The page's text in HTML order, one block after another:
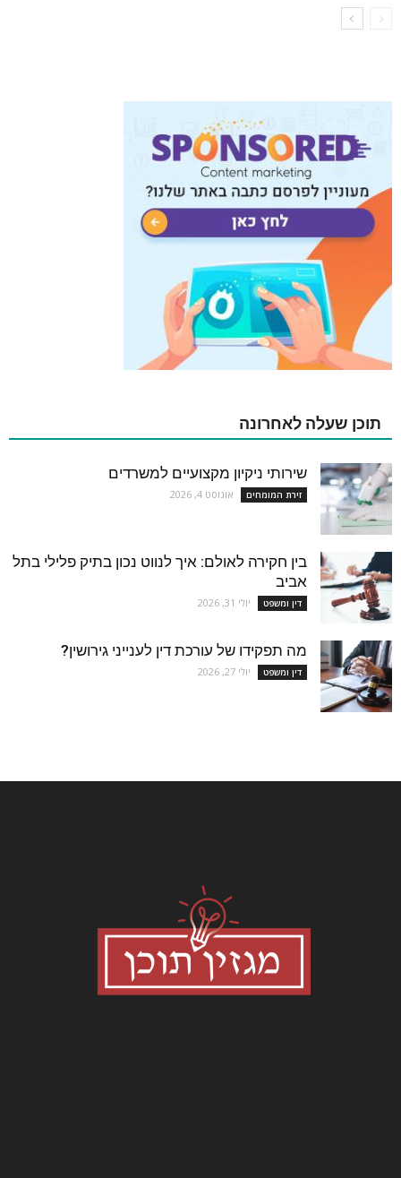
תוכן שעלה לאחרונה
שירותי ניקיון מקצועיים למשרדים
זירת המומחים אוגוסט 4, 2026
בין חקירה לאולם: איך לנווט נכון בתיק פלילי בתל
אביב
דין ומשפט יולי 31, 2026
מה תפקידו של עורכת דין לענייני גירושין?
דין ומשפט יולי 27, 2026